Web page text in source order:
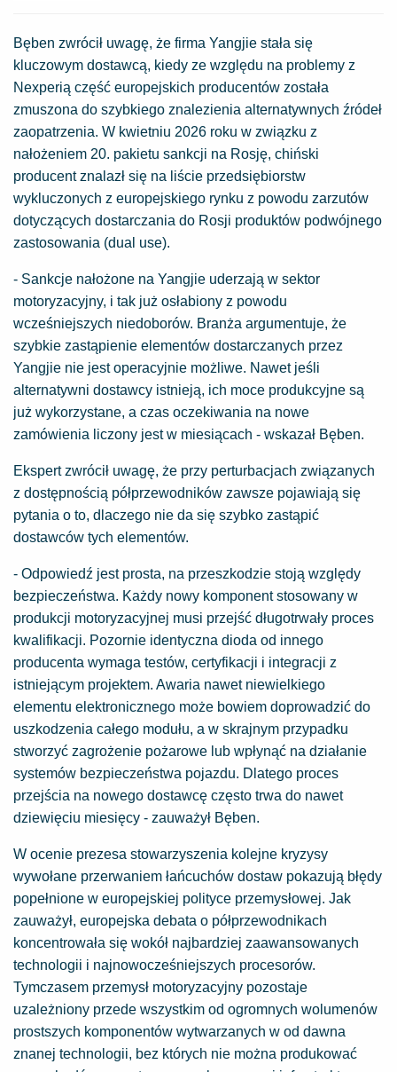
Bęben zwrócił uwagę, że firma Yangjie stała się
kluczowym dostawcą, kiedy ze względu na problemy z
Nexperią część europejskich producentów została
zmuszona do szybkiego znalezienia alternatywnych źródeł
zaopatrzenia. W kwietniu 2026 roku w związku z
nałożeniem 20. pakietu sankcji na Rosję, chiński
producent znalazł się na liście przedsiębiorstw
wykluczonych z europejskiego rynku z powodu zarzutów
dotyczących dostarczania do Rosji produktów podwójnego
zastosowania (dual use).
- Sankcje nałożone na Yangjie uderzają w sektor
motoryzacyjny, i tak już osłabiony z powodu
wcześniejszych niedoborów. Branża argumentuje, że
szybkie zastąpienie elementów dostarczanych przez
Yangjie nie jest operacyjnie możliwe. Nawet jeśli
alternatywni dostawcy istnieją, ich moce produkcyjne są
już wykorzystane, a czas oczekiwania na nowe
zamówienia liczony jest w miesiącach - wskazał Bęben.
Ekspert zwrócił uwagę, że przy perturbacjach związanych
z dostępnością półprzewodników zawsze pojawiają się
pytania o to, dlaczego nie da się szybko zastąpić
dostawców tych elementów.
- Odpowiedź jest prosta, na przeszkodzie stoją względy
bezpieczeństwa. Każdy nowy komponent stosowany w
produkcji motoryzacyjnej musi przejść długotrwały proces
kwalifikacji. Pozornie identyczna dioda od innego
producenta wymaga testów, certyfikacji i integracji z
istniejącym projektem. Awaria nawet niewielkiego
elementu elektronicznego może bowiem doprowadzić do
uszkodzenia całego modułu, a w skrajnym przypadku
stworzyć zagrożenie pożarowe lub wpłynąć na działanie
systemów bezpieczeństwa pojazdu. Dlatego proces
przejścia na nowego dostawcę często trwa do nawet
dziewięciu miesięcy - zauważył Bęben.
W ocenie prezesa stowarzyszenia kolejne kryzysy
wywołane przerwaniem łańcuchów dostaw pokazują błędy
popełnione w europejskiej polityce przemysłowej. Jak
zauważył, europejska debata o półprzewodnikach
koncentrowała się wokół najbardziej zaawansowanych
technologii i najnowocześniejszych procesorów.
Tymczasem przemysł motoryzacyjny pozostaje
uzależniony przede wszystkim od ogromnych wolumenów
prostszych komponentów wytwarzanych w od dawna
znanej technologii, bez których nie można produkować